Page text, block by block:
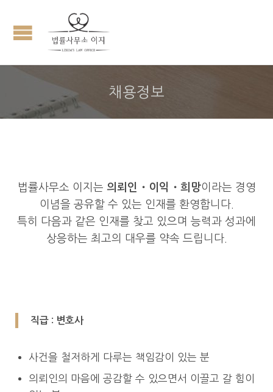
채용정보
법률사무소 이지는 의뢰인 ・이익 ・희망이라는 경영
이념을 공유할 수 있는 인재를 환영합니다.
특히 다음과 같은 인재를 찾고 있으며 능력과 성과에
상응하는 최고의 대우를 약속 드립니다.
직급 : 변호사
사건을 철저하게 다루는 책임감이 있는 분
의뢰인의 마음에 공감할 수 있으면서 이끌고 갈 힘이